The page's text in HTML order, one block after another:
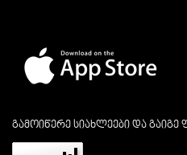
გამოიწერე სიახლეები და გაიგე